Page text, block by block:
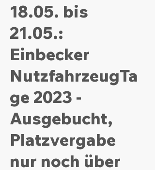
18.05. bis
21.05.:
Einbecker
NutzfahrzeugTa
ge 2023 -
Ausgebucht,
Platzvergabe
nur noch über